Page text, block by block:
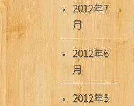
2012年7
月
2012年6
月
2012年5